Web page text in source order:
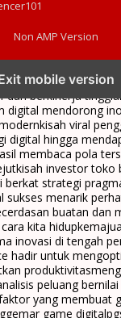
Non AMP Version
mobile version
ai digital
dan berkinerja tinggi
digital mendorong
kisah viral
digital hingga
membaca pola
kisah investor toko
berkat strategi
sukses menarik
buatan dan
kita hidup
inovasi di tengah
hadir untuk
produktivitas
peluang
yang membuat
game digital